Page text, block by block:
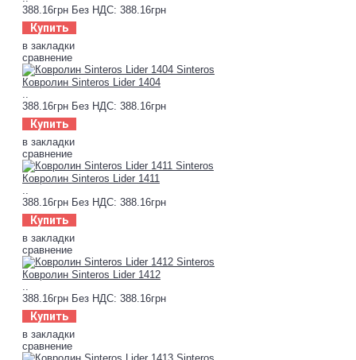
388.16грн Без НДС: 388.16грн
Купить
в закладки
сравнение
Ковролин Sinteros Lider 1404
388.16грн Без НДС: 388.16грн
Купить
в закладки
сравнение
Ковролин Sinteros Lider 1411
388.16грн Без НДС: 388.16грн
Купить
в закладки
сравнение
Ковролин Sinteros Lider 1412
388.16грн Без НДС: 388.16грн
Купить
в закладки
сравнение